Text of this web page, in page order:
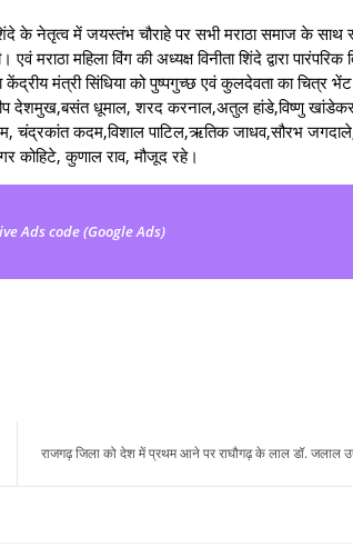
के नेतृत्व में जयस्तंभ चौराहे पर सभी मराठा समाज के
मराठा महिला विंग की अध्यक्ष विनीता शिंदे द्वारा
मंत्री सिंधिया को पुष्पगुच्छ एवं कुलदेवता का चित्र
देशमुख,बसंत धूमाल, शरद करनाल,अतुल हांडे,विष्णु
चंद्रकांत कदम,विशाल पाटिल,ऋतिक जाधव,सौरभ जगदाले,
कोहिटे, कुणाल राव, मौजूद रहे।
Ads code (Google Ads)
राजगढ़ जिला को देश में प्रथम आने पर राघौगढ़ के लाल डॉ. जलाल